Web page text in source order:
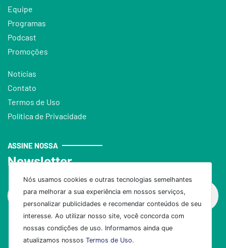
Nós usamos cookies e outras tecnologias semelhantes
para melhorar a sua experiência em nossos serviços,
personalizar publicidades e recomendar conteúdos de seu
interesse. Ao utilizar nosso site, você concorda com
nossas condições de uso. Informamos ainda que
atualizamos nossos Termos de Uso.
Equipe
Programas
Podcast
Promoções
Notícias
Contato
Termos de Uso
Política de Privacidade
ASSINE NOSSA
Newsletter
Assinar